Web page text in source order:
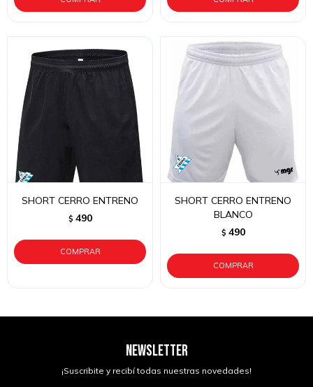
SHORT CERRO ENTRENO
$ 490
SHORT CERRO ENTRENO
BLANCO
$ 490
NEWSLETTER
¡Suscribite y recibí todas nuestras novedades!